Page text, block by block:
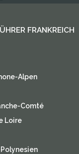
FRANKREICH
Alpen
Comté
Loire